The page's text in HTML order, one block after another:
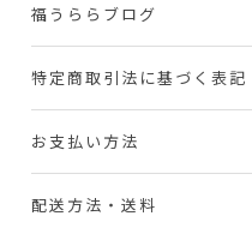
福うららブログ
特定商取引法に基づく表記
お支払い方法
配送方法・送料